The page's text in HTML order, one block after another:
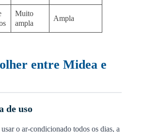
Muito
ampla
Ampla
entre Midea e
de uso
o ar-condicionado todos os dias, a